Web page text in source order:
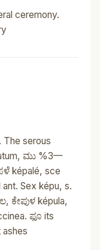
ceremony.
The serous
ಮು %3—
képalé, sce
Sex képu, s.
ಕೇಪುಳ képula,
ಫೂ its